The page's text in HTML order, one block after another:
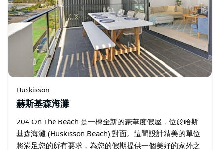
Huskisson
赫斯基森海灘
204 On The Beach 是一棟全新的豪華度假屋，位於哈斯
基森海灘 (Huskisson Beach) 對面。這間設計精美的單位
將滿足您的所有要求，為您的假期提供一個美好的家外之